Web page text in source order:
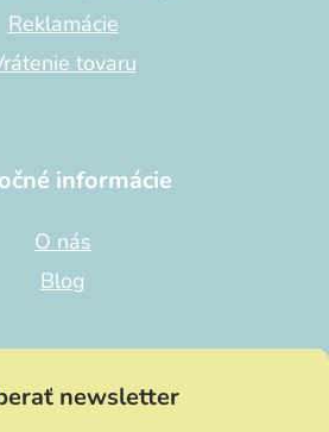
Reklamácie
tovaru
informácie
O nás
Blog
newsletter